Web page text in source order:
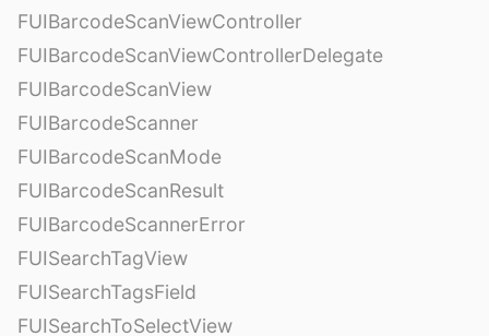
FUIBarcodeScanViewController
FUIBarcodeScanViewControllerDelegate
FUIBarcodeScanView
FUIBarcodeScanner
FUIBarcodeScanMode
FUIBarcodeScanResult
FUIBarcodeScannerError
FUISearchTagView
FUISearchTagsField
FUISearchToSelectView